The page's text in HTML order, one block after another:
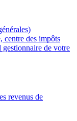
centre des impôts
de votre
revenus de